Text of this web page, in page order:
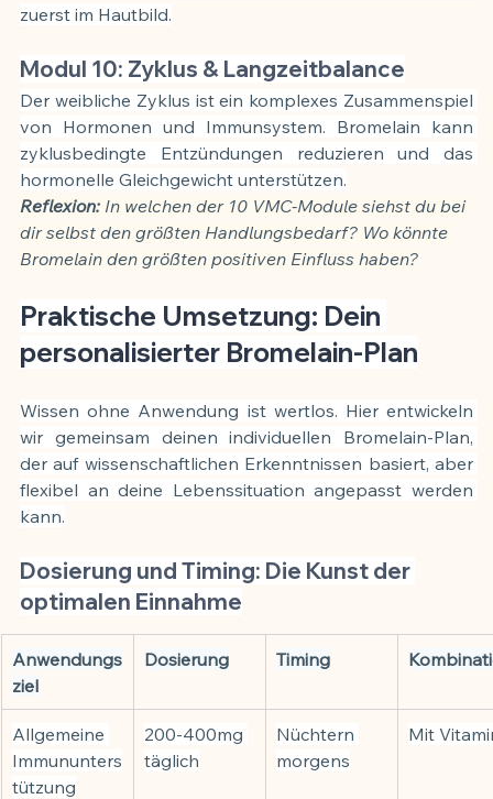
zuerst im Hautbild.
Modul 10: Zyklus & Langzeitbalance
Der weibliche Zyklus ist ein komplexes Zusammenspiel
von Hormonen und Immunsystem. Bromelain kann
zyklusbedingte Entzündungen reduzieren und das
hormonelle Gleichgewicht unterstützen.
Reflexion: In welchen der 10 VMC-Module siehst du bei
dir selbst den größten Handlungsbedarf? Wo könnte
Bromelain den größten positiven Einfluss haben?
Praktische Umsetzung: Dein
personalisierter Bromelain-Plan
Wissen ohne Anwendung ist wertlos. Hier entwickeln
wir gemeinsam deinen individuellen Bromelain-Plan,
der auf wissenschaftlichen Erkenntnissen basiert, aber
flexibel an deine Lebenssituation angepasst werden
kann.
Dosierung und Timing: Die Kunst der
optimalen Einnahme
Anwendungs
ziel
Dosierung Timing
Allgemeine
Immununters
tützung
200-400mg
täglich
Nüchtern
morgens
Mit